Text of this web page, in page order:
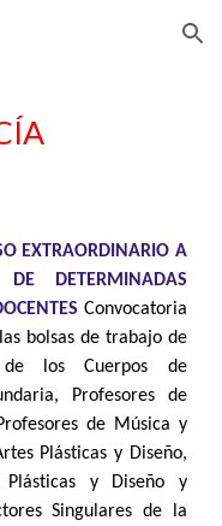
Skip to navigation
EXTRAORDINARIO A
DETERMINADAS
Convocatoria
bolsas de trabajo de
de los Cuerpos de
Profesores de
de Música y
Plásticas y Diseño,
y Diseño y
Singulares de la